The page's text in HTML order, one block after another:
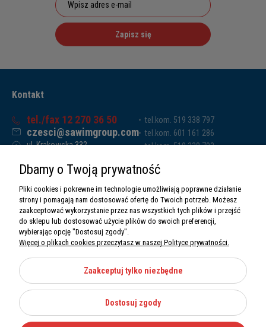
Zapisz się
Kontakt
tel./fax 12 270 36 50
czesci@sawimgroup.com
ul. Krakowska 332,
Sawim Group Mariusz Zdyb sp. k.
NIP: 5130284470
REGON: 5246591010
tel.kom. 519 338 797
tel.kom. 601 161 286
tel.kom. 519 338 793
O nas
Informacje
Moje konto
Kategorie
Dbamy o Twoją prywatność
Pliki cookies i pokrewne im technologie umożliwiają poprawne działanie
strony i pomagają nam dostosować ofertę do Twoich potrzeb. Możesz
zaakceptować wykorzystanie przez nas wszystkich tych plików i przejść
do sklepu lub dostosować użycie plików do swoich preferencji,
wybierając opcję "Dostosuj zgody".
Więcej o plikach cookies przeczytasz w naszej Polityce prywatności.
Zaakceptuj tylko niezbędne
Dostosuj zgody